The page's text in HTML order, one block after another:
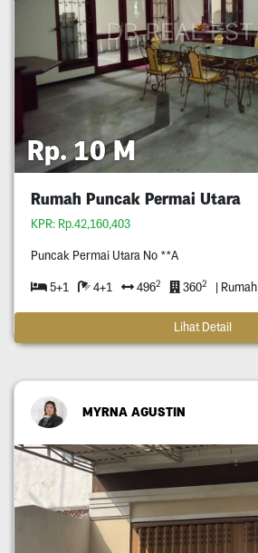
Rp. 10 M
Rumah Puncak Permai Utara
KPR: Rp.42,160,403
Puncak Permai Utara No **A
5+1 4+1 4962 3602 | Rumah
Lihat Detail
MYRNA AGUSTIN